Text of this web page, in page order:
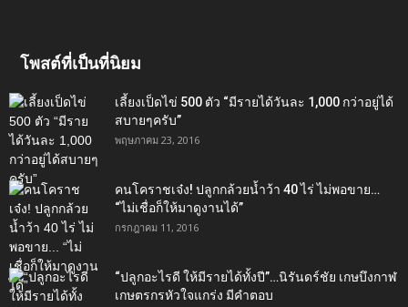
โพสต์ที่เป็นที่นิยม
เลี้ยงเป็ดไข่ 500 ตัว “มีรายได้วันละ 1,000 กว่าอยู่ได้
สบายๆครับ”
พฤษภาคม 23, 2016
คนโคราชเจ๋ง! ปลูกกล้วยน้ำว้า 40 ไร่ ไม่พอขาย…
“ไม่เชื่อก็ให้มาดูงานได้”‬
กรกฎาคม 11, 2016
“ปลูกอะไรดี ให้มีรายได้ทั้งปี”…นิรันดร์ชัย เกษบึงกาฬ
เกษตรกรหัวใจแกร่ง มีคำตอบ